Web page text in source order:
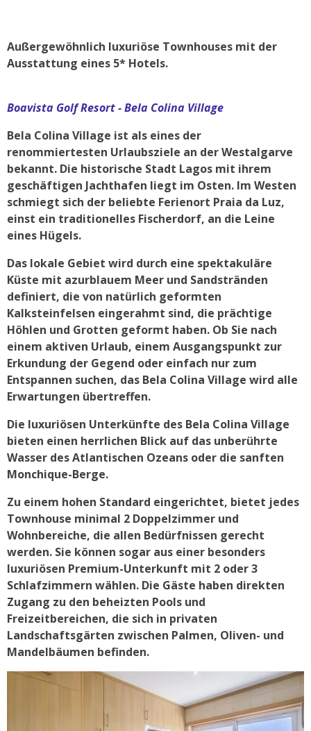
Außergewöhnlich luxuriöse Townhouses mit der
Ausstattung eines 5* Hotels.
Boavista Golf Resort - Bela Colina Village
Bela Colina Village ist als eines der
renommiertesten Urlaubsziele an der Westalgarve
bekannt. Die historische Stadt Lagos mit ihrem
geschäftigen Jachthafen liegt im Osten. Im Westen
schmiegt sich der beliebte Ferienort Praia da Luz,
einst ein traditionelles Fischerdorf, an die Leine
eines Hügels.
Das lokale Gebiet wird durch eine spektakuläre
Küste mit azurblauem Meer und Sandstränden
definiert, die von natürlich geformten
Kalksteinfelsen eingerahmt sind, die prächtige
Höhlen und Grotten geformt haben. Ob Sie nach
einem aktiven Urlaub, einem Ausgangspunkt zur
Erkundung der Gegend oder einfach nur zum
Entspannen suchen, das Bela Colina Village wird alle
Erwartungen übertreffen.
Die luxuriösen Unterkünfte des Bela Colina Village
bieten einen herrlichen Blick auf das unberührte
Wasser des Atlantischen Ozeans oder die sanften
Monchique-Berge.
Zu einem hohen Standard eingerichtet, bietet jedes
Townhouse minimal 2 Doppelzimmer und
Wohnbereiche, die allen Bedürfnissen gerecht
werden. Sie können sogar aus einer besonders
luxuriösen Premium-Unterkunft mit 2 oder 3
Schlafzimmern wählen. Die Gäste haben direkten
Zugang zu den beheizten Pools und
Freizeitbereichen, die sich in privaten
Landschaftsgärten zwischen Palmen, Oliven- und
Mandelbäumen befinden.